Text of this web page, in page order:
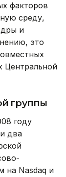
факторов
среду,
и
это
Центральной
группы
году
два
на Nasdaq и